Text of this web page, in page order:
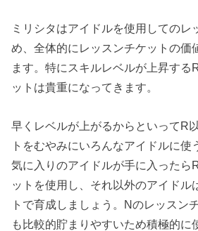
ミリシタはアイドルを使用してのレ
め、全体的にレッスンチケットの価
ます。特にスキルレベルが上昇する
ットは貴重になってきます。
早くレベルが上がるからといってR
トをむやみにいろんなアイドルに使
気に入りのアイドルが手に入ったら
ットを使用し、それ以外のアイドル
トで育成しましょう。Nのレッスン
も比較的貯まりやすいため積極的に